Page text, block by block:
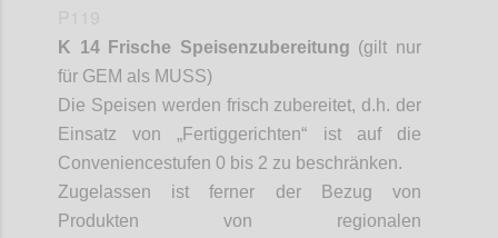
K 14 Frische Speisenzubereitung (gilt nur
für GEM als MUSS)
Die Speisen werden frisch zubereitet, d.h. der
Einsatz von „Fertiggerichten“ ist auf die
Conveniencestufen 0 bis 2 zu beschränken.
Zugelassen ist ferner der Bezug von
Produkten von regionalen